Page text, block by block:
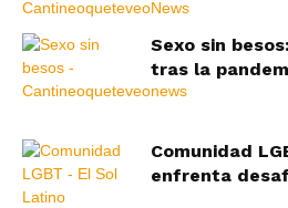
Sexo sin
tras la
Comunidad
enfrenta